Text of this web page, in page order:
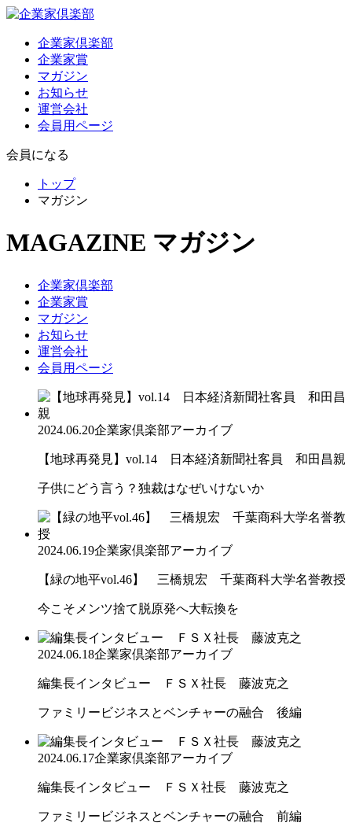
企業家倶楽部
企業家賞
マガジン
お知らせ
運営会社
会員用ページ
会員になる
トップ
マガジン
MAGAZINE マガジン
企業家倶楽部
企業家賞
マガジン
お知らせ
運営会社
会員用ページ
2024.06.20企業家倶楽部アーカイブ
【地球再発見】vol.14 日本経済新聞社客員 和田昌親
子供にどう言う？独裁はなぜいけないか
2024.06.19企業家倶楽部アーカイブ
【緑の地平vol.46】 三橋規宏 千葉商科大学名誉教授
今こそメンツ捨て脱原発へ大転換を
2024.06.18企業家倶楽部アーカイブ
編集長インタビュー ＦＳＸ社長 藤波克之
ファミリービジネスとベンチャーの融合 後編
2024.06.17企業家倶楽部アーカイブ
編集長インタビュー ＦＳＸ社長 藤波克之
ファミリービジネスとベンチャーの融合 前編